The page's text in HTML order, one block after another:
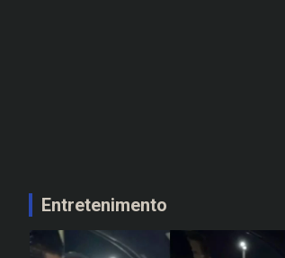
Entretenimento